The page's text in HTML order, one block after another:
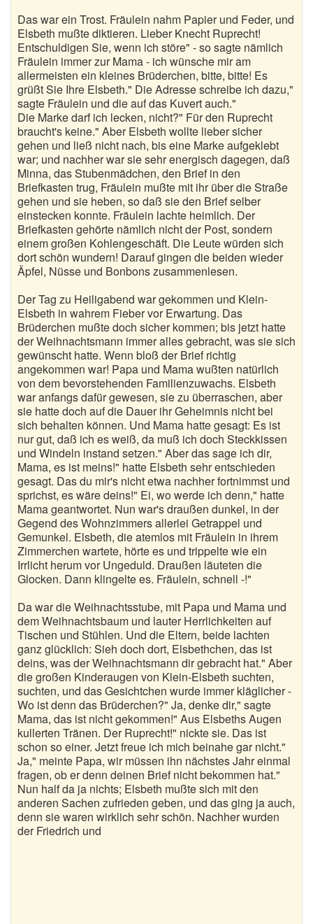
Das war ein Trost. Fräulein nahm Papier und Feder, und
Elsbeth mußte diktieren. Lieber Knecht Ruprecht!
Entschuldigen Sie, wenn ich störe" - so sagte nämlich
Fräulein immer zur Mama - ich wünsche mir am
allermeisten ein kleines Brüderchen, bitte, bitte! Es
grüßt Sie Ihre Elsbeth." Die Adresse schreibe ich dazu,"
sagte Fräulein und die auf das Kuvert auch."
Die Marke darf ich lecken, nicht?" Für den Ruprecht
braucht's keine." Aber Elsbeth wollte lieber sicher
gehen und ließ nicht nach, bis eine Marke aufgeklebt
war; und nachher war sie sehr energisch dagegen, daß
Minna, das Stubenmädchen, den Brief in den
Briefkasten trug, Fräulein mußte mit ihr über die Straße
gehen und sie heben, so daß sie den Brief selber
einstecken konnte. Fräulein lachte heimlich. Der
Briefkasten gehörte nämlich nicht der Post, sondern
einem großen Kohlengeschäft. Die Leute würden sich
dort schön wundern! Darauf gingen die beiden wieder
Äpfel, Nüsse und Bonbons zusammenlesen.
Der Tag zu Heiligabend war gekommen und Klein-
Elsbeth in wahrem Fieber vor Erwartung. Das
Brüderchen mußte doch sicher kommen; bis jetzt hatte
der Weihnachtsmann immer alles gebracht, was sie sich
gewünscht hatte. Wenn bloß der Brief richtig
angekommen war! Papa und Mama wußten natürlich
von dem bevorstehenden Familienzuwachs. Elsbeth
war anfangs dafür gewesen, sie zu überraschen, aber
sie hatte doch auf die Dauer ihr Geheimnis nicht bei
sich behalten können. Und Mama hatte gesagt: Es ist
nur gut, daß ich es weiß, da muß ich doch Steckkissen
und Windeln instand setzen." Aber das sage ich dir,
Mama, es ist meins!" hatte Elsbeth sehr entschieden
gesagt. Das du mir's nicht etwa nachher fortnimmst und
sprichst, es wäre deins!" Ei, wo werde ich denn," hatte
Mama geantwortet. Nun war's draußen dunkel, in der
Gegend des Wohnzimmers allerlei Getrappel und
Gemunkel. Elsbeth, die atemlos mit Fräulein in ihrem
Zimmerchen wartete, hörte es und trippelte wie ein
Irrlicht herum vor Ungeduld. Draußen läuteten die
Glocken. Dann klingelte es. Fräulein, schnell -!"
Da war die Weihnachtsstube, mit Papa und Mama und
dem Weihnachtsbaum und lauter Herrlichkeiten auf
Tischen und Stühlen. Und die Eltern, beide lachten
ganz glücklich: Sieh doch dort, Elsbethchen, das ist
deins, was der Weihnachtsmann dir gebracht hat." Aber
die großen Kinderaugen von Klein-Elsbeth suchten,
suchten, und das Gesichtchen wurde immer kläglicher -
Wo ist denn das Brüderchen?" Ja, denke dir," sagte
Mama, das ist nicht gekommen!" Aus Elsbeths Augen
kullerten Tränen. Der Ruprecht!" nickte sie. Das ist
schon so einer. Jetzt freue ich mich beinahe gar nicht."
Ja," meinte Papa, wir müssen ihn nächstes Jahr einmal
fragen, ob er denn deinen Brief nicht bekommen hat."
Nun half da ja nichts; Elsbeth mußte sich mit den
anderen Sachen zufrieden geben, und das ging ja auch,
denn sie waren wirklich sehr schön. Nachher wurden
der Friedrich und